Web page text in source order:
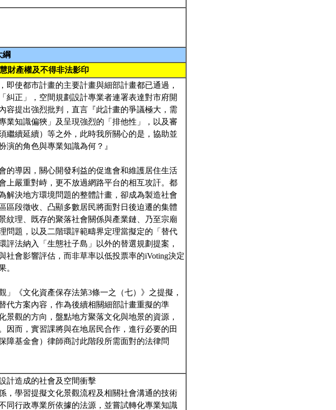
綱
財產權及不得非法影印
使都市計畫的主要計畫與細部計畫都已通過，
糾正」，空間規劃設計專業者連署表達對市府開
容提出強烈批判，直言『此計畫的爭議極大，需
業知識偏狹」及呈現強烈的「排他性」，以及審
繼續延續）等之外，此時我所關心的是，協助並
演的角色與專業知識為何？』
的導因，關心開發利益的促進會和維護居住生活
上嚴重對峙，更不放過網路平台的相互攻訐。都
解決地方環境問題的整體計畫，卻成為製造社會
區段徵收、凸顯多數居民將面對日後迫遷的集體
紋理、既存的聚落社會關係與產業鏈、乃至宗廟
問題，以及二階環評範疇界定理當擬定的「替代
法納入「生態社子島」以外的替選規劃提案，
會影響評估，而非草率以低投票率的iVoting決定
。
《文化資產保存法第3條一之（七）》之提擬，
代方案內容，作為後續相關細部計畫重擬的準
觀的方向，盤點地方聚落文化與地景的資源，
因而，實習課將與在地居民合作，進行必要的田
障基金會）律師商討此階段所需面對的法律問
計造成的社會及空間衝擊
，學習提擬文化景觀流程及相關社會溝通的技術
同行政專業所依據的法源，並嘗試轉化專業知識